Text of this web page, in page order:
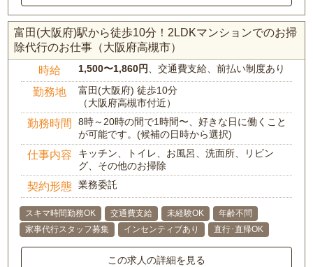
富田(大阪府)駅から徒歩10分！2LDKマンションでのお掃
除代行のお仕事（大阪府高槻市）
時給 1,500〜1,860円 、交通費支給、前払い制度あり
勤務地
富田(大阪府) 徒歩10分
（大阪府高槻市付近）
勤務時間
8時～20時の間で1時間〜、好きな日に働くこと
が可能です。(候補の日時から選択)
仕事内容
キッチン、トイレ、お風呂、洗面所、リビン
グ、その他のお掃除
契約形態 業務委託
スキマ時間勤務OK 交通費支給 未経験OK
年齢不問
家事代行スタッフ募集
インセンティブあり 直行･直帰OK
この求人の詳細を見る